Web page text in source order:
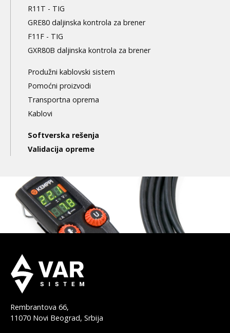
R11T - TIG
GRE80 daljinska kontrola za brener
F11F - TIG
GXR80B daljinska kontrola za brener
Produžni kablovski sistem
Pomoćni proizvodi
Transportna oprema
Kablovi
Softverska rešenja
Validacija opreme
Rembrantova 66,
11070 Novi Beograd, Srbija